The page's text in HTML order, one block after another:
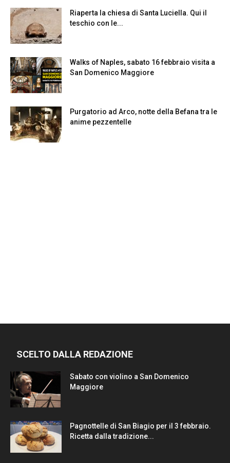
Riaperta la chiesa di Santa Luciella. Qui il
teschio con le...
Walks of Naples, sabato 16 febbraio visita a
San Domenico Maggiore
Purgatorio ad Arco, notte della Befana tra le
anime pezzentelle
SCELTO DALLA REDAZIONE
Sabato con violino a San Domenico
Maggiore
Pagnottelle di San Biagio per il 3 febbraio.
Ricetta dalla tradizione...